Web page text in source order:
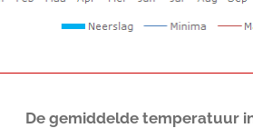
De gemiddelde temperatuur